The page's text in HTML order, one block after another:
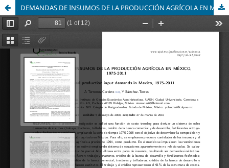
DEMANDAS DE INSUMOS DE LA PRODUCCIÓN AGRÍCOLA EN MÉXICO, 1975-2011